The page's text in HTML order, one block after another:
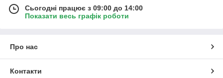
Сьогодні працює з 09:00 до 14:00
Показати весь графік роботи
Про нас
Контакти